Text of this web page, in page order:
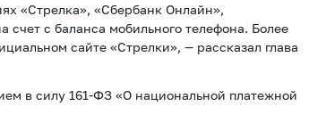
«Стрелка», «Сбербанк Онлайн»,
счет с баланса мобильного телефона. Более
сайте «Стрелки», — рассказал глава
в силу 161-ФЗ «О национальной платежной